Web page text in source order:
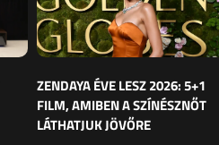
ZENDAYA ÉVE LESZ 2026: 5+1
FILM, AMIBEN A SZÍNÉSZNŐT
LÁTHATJUK JÖVŐRE